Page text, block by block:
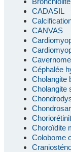
CADASIL
CANVAS
Céphalée
Cholangite
Cholangite
Choroïdite
Colobome